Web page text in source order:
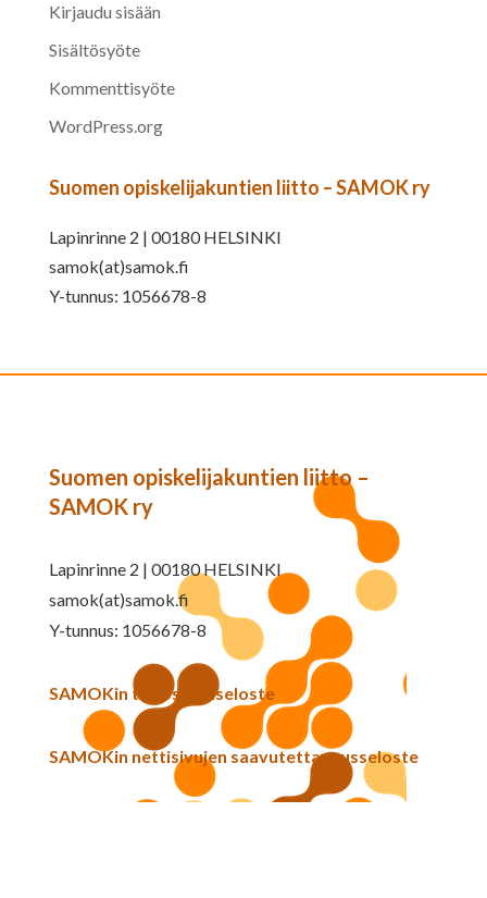
Kirjaudu sisään
Sisältösyöte
Kommenttisyöte
WordPress.org
Suomen opiskelijakuntien liitto – SAMOK ry
Lapinrinne 2 | 00180 HELSINKI
samok(at)samok.fi
Y-tunnus: 1056678-8
Suomen opiskelijakuntien liitto –
SAMOK ry
Lapinrinne 2 | 00180 HELSINKI
samok(at)samok.fi
Y-tunnus: 1056678-8
SAMOKin tietosuojaseloste
SAMOKin nettisivujen saavutettavuusseloste